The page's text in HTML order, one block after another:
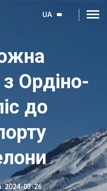
UA
Ордіно-
до
:2024-03-26